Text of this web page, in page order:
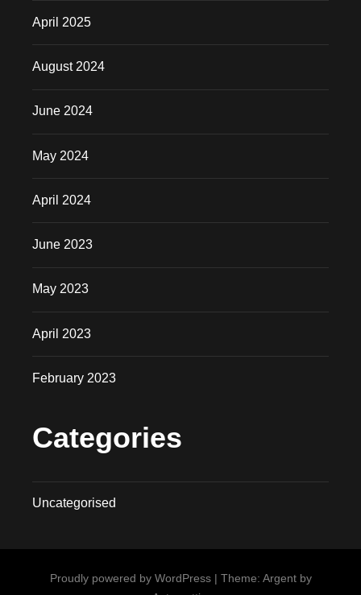
April 2025
August 2024
June 2024
May 2024
April 2024
June 2023
May 2023
April 2023
February 2023
Categories
Uncategorised
Proudly powered by WordPress | Theme: Argent by